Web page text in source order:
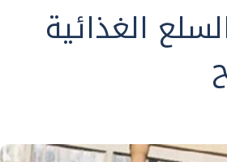
الغذائية